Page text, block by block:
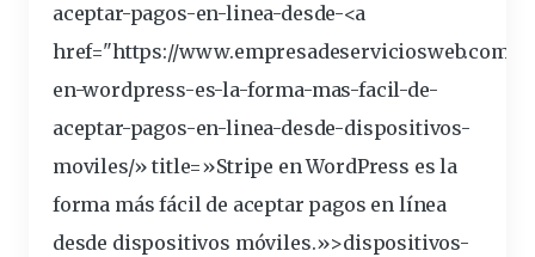
aceptar-pagos-en-linea-desde-<a
href="https://www.empresadeserviciosweb.com/
en-wordpress-es-la-forma-mas-facil-de-
aceptar-pagos-en-linea-desde-dispositivos-
moviles/» title=»Stripe en WordPress es la
forma más fácil de aceptar pagos en línea
desde dispositivos móviles.»>dispositivos-